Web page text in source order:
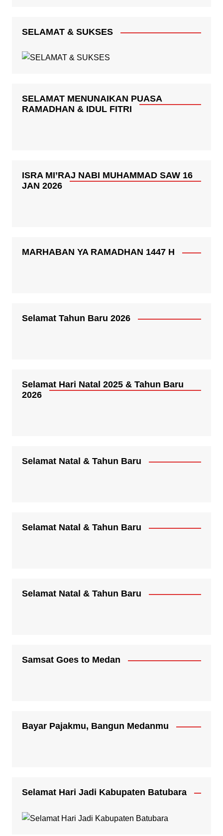
SELAMAT & SUKSES
SELAMAT MENUNAIKAN PUASA
RAMADHAN & IDUL FITRI
ISRA MI’RAJ NABI MUHAMMAD SAW 16
JAN 2026
MARHABAN YA RAMADHAN 1447 H
Selamat Tahun Baru 2026
Selamat Hari Natal 2025 & Tahun Baru
2026
Selamat Natal & Tahun Baru
Selamat Natal & Tahun Baru
Selamat Natal & Tahun Baru
Samsat Goes to Medan
Bayar Pajakmu, Bangun Medanmu
Selamat Hari Jadi Kabupaten Batubara